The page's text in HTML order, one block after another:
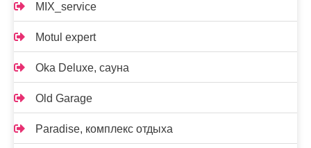
MIX_service
Motul expert
Oka Deluxe, сауна
Old Garage
Paradise, комплекс отдыха